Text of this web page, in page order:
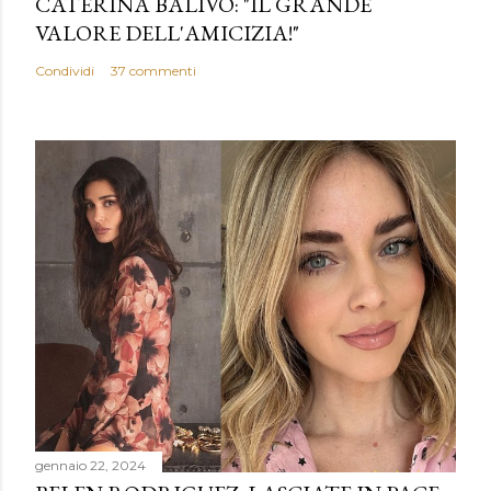
VALORE DELL'AMICIZIA!"
Condividi 37 commenti
gennaio 22, 2024